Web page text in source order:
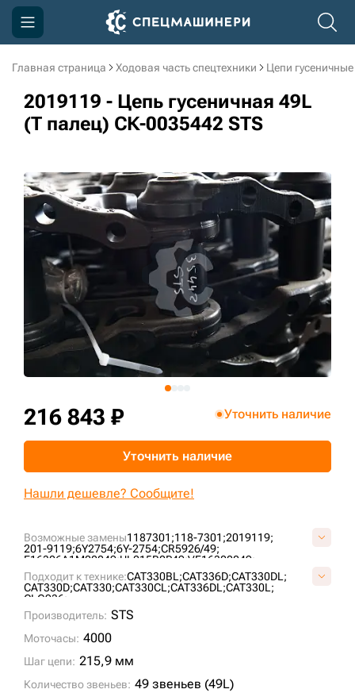
Главная страница Ходовая часть спецтехники Цепи гусеничные
2019119 - Цепь гусеничная 49L
(Т палец) СК-0035442 STS
Возможные замены1187301;118-7301;2019119;
201-9119;6Y2754;6Y-2754;CR5926/49;
E16306A1M00049;UL215B0P49;VF16300049;
Подходит к технике:CAT330BL;CAT336D;CAT330DL;
CAT330D;CAT330;CAT330CL;CAT336DL;CAT330L;
CLG936;
Производитель: STS
Моточасы: 4000
Шаг цепи: 215,9 мм
Количество звеньев: 49 звеньев (49L)
216 843 ₽ Уточнить наличие
Уточнить наличие
Нашли дешевле? Сообщите!
Компания
Акции
Информация
Контакты
3D тур по производству
3D тур по складам
sksale@skdst.ru
+7 (499) 394-50-93